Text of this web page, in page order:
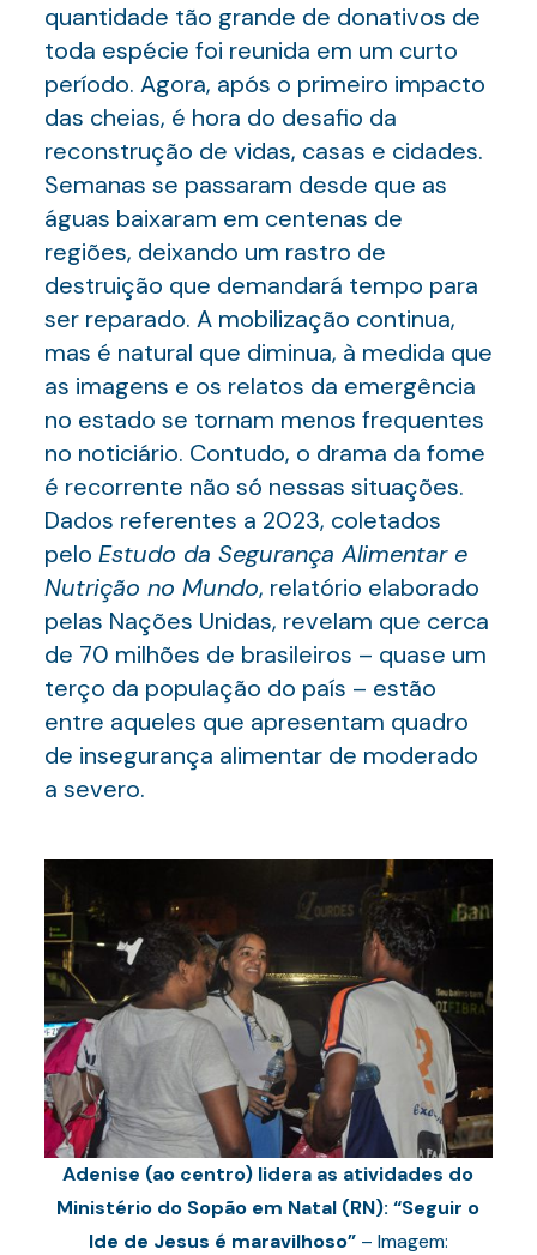
quantidade tão grande de donativos de
toda espécie foi reunida em um curto
período. Agora, após o primeiro impacto
das cheias, é hora do desafio da
reconstrução de vidas, casas e cidades.
Semanas se passaram desde que as
águas baixaram em centenas de
regiões, deixando um rastro de
destruição que demandará tempo para
ser reparado. A mobilização continua,
mas é natural que diminua, à medida que
as imagens e os relatos da emergência
no estado se tornam menos frequentes
no noticiário. Contudo, o drama da fome
é recorrente não só nessas situações.
Dados referentes a 2023, coletados
pelo Estudo da Segurança Alimentar e
Nutrição no Mundo, relatório elaborado
pelas Nações Unidas, revelam que cerca
de 70 milhões de brasileiros – quase um
terço da população do país – estão
entre aqueles que apresentam quadro
de insegurança alimentar de moderado
a severo.
Adenise (ao centro) lidera as atividades do
Ministério do Sopão em Natal (RN): “Seguir o
Ide de Jesus é maravilhoso”– Imagem: